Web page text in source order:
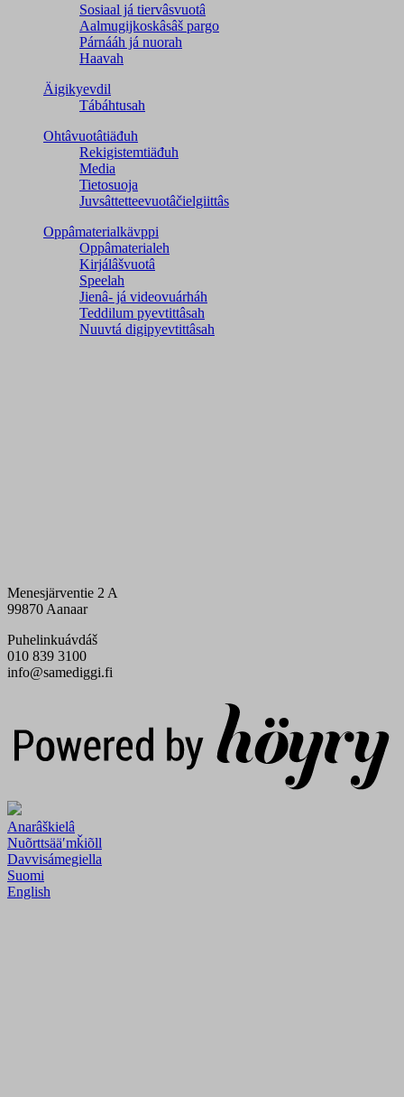
Sosiaal já tiervâsvuotâ
Aalmugijkoskâsâš pargo
Párnááh já nuorah
Haavah
Äigikyevdil
Tábáhtusah
Ohtâvuotâtiäđuh
Rekigistemtiäđuh
Media
Tietosuoja
Juvsâttetteevuotâčielgiittâs
Oppâmaterialkävppi
Oppâmaterialeh
Kirjálâšvuotâ
Speelah
Jienâ- já videovuárháh
Teddilum pyevtittâsah
Nuuvtá digipyevtittâsah
Menesjärventie 2 A
99870 Aanaar
Puhelinkuávdáš
010 839 3100
info@samediggi.fi
Anarâškielâ
Nuõrttsääʹmǩiõll
Davvisámegiella
Suomi
English